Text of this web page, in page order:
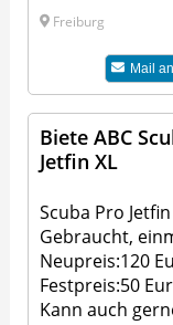
Freiburg
Mail an
Biete ABC
Jetfin XL
Scuba Pro
Gebraucht,
Neupreis:120
Festpreis:50
Kann auch